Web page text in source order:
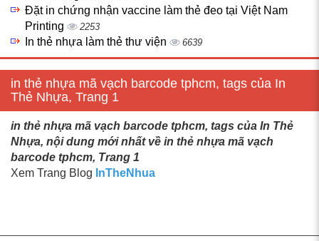
Đặt in chứng nhận vaccine làm thẻ đeo tại Việt Nam
Printing
2253
In thẻ nhựa làm thẻ thư viện 6639
in thẻ nhựa mã vạch barcode tphcm, tags của In
Thẻ Nhựa, Trang 1
in thẻ nhựa mã vạch barcode tphcm, tags của In Thẻ
Nhựa, nội dung mới nhất về in thẻ nhựa mã vạch
barcode tphcm, Trang 1
Xem Trang Blog InTheNhua